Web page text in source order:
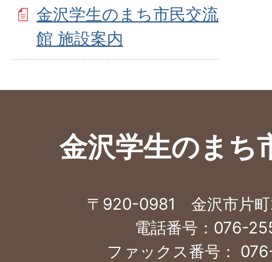
金沢学生のまち市民交流
館 施設案内
金沢学生のまち
〒920-0981 金沢市片町
電話番号：076-
ファックス番号：